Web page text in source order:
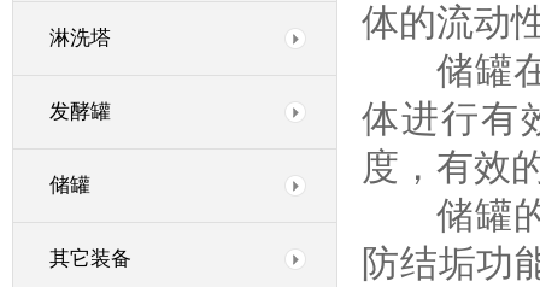
淋洗塔
发酵罐
储罐
其它装备
体的流动
储罐在
体进行有
度，有效
储罐的
防结垢功